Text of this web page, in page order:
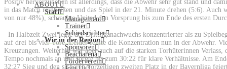
ABOUT
Staff
Management
Trainer
Schiedsrichter
Wir in der Region
Sponsoren
Beacharena
Förderverein
Positiv hervorzuheben ist allerdings, dass die Abwehr sehr gut stand und
in das Match reinbeißen und das Spiel in der 21. Minute drehen (5:6).
von nur 48%), schraubte United den Vorsprung bis zum Ende des ersten
In Halbzeit Zwei legte der Drittliganachwuchs konzentrierter als zu
auf drei bis vier Tore. Leider fehlte die Konzentration nun in der Abwehr.
Kreuzungen. Weiterhin war aber auch auf die starken Torhüterinnen
Tempo nochmals an und sorgte bis zum 30:22 für klare Verhältnisse. Am
32:27 Sieg und den sicheren vorzeitigen zweiten Platz in der Bayernliga